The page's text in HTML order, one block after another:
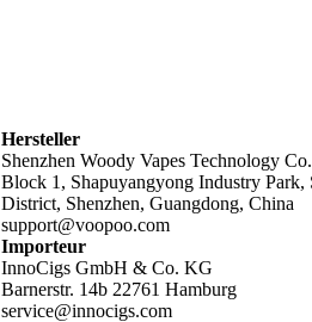
Hersteller
Shenzhen Woody Vapes Technology
Block 1, Shapuyangyong Industry Park,
District, Shenzhen, Guangdong, China
support@voopoo.com
Importeur
InnoCigs GmbH & Co. KG
Barnerstr. 14b 22761 Hamburg
service@innocigs.com